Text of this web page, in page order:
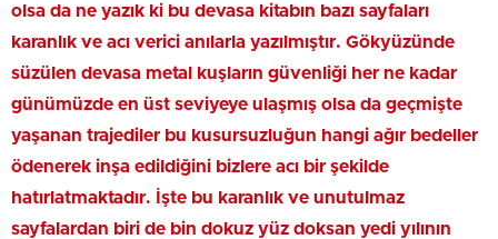
olsa da ne yazık ki bu devasa kitabın bazı sayfaları
karanlık ve acı verici anılarla yazılmıştır. Gökyüzünde
süzülen devasa metal kuşların güvenliği her ne kadar
günümüzde en üst seviyeye ulaşmış olsa da geçmişte
yaşanan trajediler bu kusursuzluğun hangi ağır bedeller
ödenerek inşa edildiğini bizlere acı bir şekilde
hatırlatmaktadır. İşte bu karanlık ve unutulmaz
sayfalardan biri de bin dokuz yüz doksan yedi yılının